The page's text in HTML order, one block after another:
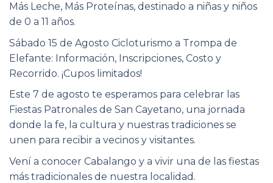
Más Leche, Más Proteínas, destinado a niñas y niños
de 0 a 11 años.
Sábado 15 de Agosto Cicloturismo a Trompa de
Elefante: Información, Inscripciones, Costo y
Recorrido. ¡Cupos limitados!
Este 7 de agosto te esperamos para celebrar las
Fiestas Patronales de San Cayetano, una jornada
donde la fe, la cultura y nuestras tradiciones se
unen para recibir a vecinos y visitantes.
Vení a conocer Cabalango y a vivir una de las fiestas
más tradicionales de nuestra localidad.